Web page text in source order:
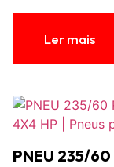
Ler mais
PNEU 235/60